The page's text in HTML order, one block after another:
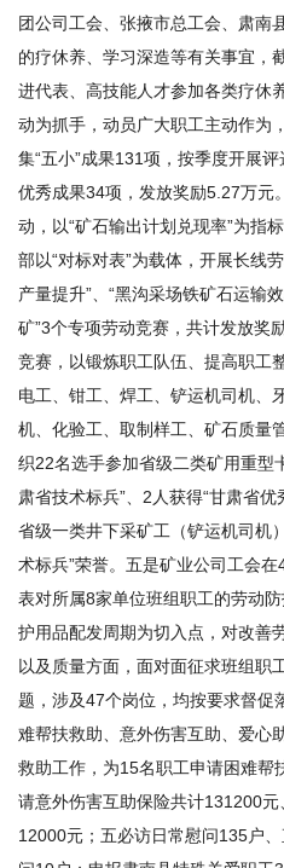
团公司工会、张掖市总工会、肃南
的疗休养、学习深造等有关事宜，
进代表、高技能人才参加各类疗休
动为抓手，动员广大职工主动作为
集“五小”成果131项，按季度开展
优秀成果34项，发放奖励5.27万元
动，以“矿石输出计划兑现率”为指
部以“对标对表”为载体，开展长线
产量提升”、“黑沟采场铁矿石运输
矿”3个专项劳动竞赛，共计发放奖
竞赛，以锻炼职工队伍、提高职工
电工、钳工、焊工、铲运机司机、
机、化验工、取制样工、矿石质量
织22名选手参加省级二类矿用重型
肃省技术标兵”、2人获得“甘肃省
省级一类井下采矿工（铲运机司机
术标兵”荣誉。五是矿业公司工会
表对所属8家单位班组职工的劳动
护用品配发周期为切入点，对改善
以及质量方面，面对面征求班组职
题，涉及47个岗位，均按要求督促
难帮扶救助、意外伤害互助、爱心
救助工作，为15名职工申请困难帮
请意外伤害互助保险共计131200
12000元；五必访日常慰问135户